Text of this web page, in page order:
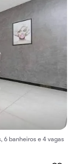
6 banheiros e 4 vagas